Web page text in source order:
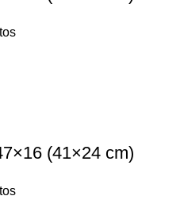
(41×24 cm)